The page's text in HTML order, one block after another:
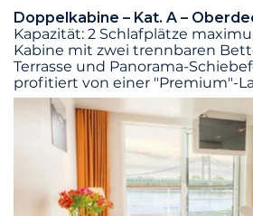
Doppelkabine – Kat. A –
Kapazität: 2 Schlafplätze
Kabine mit zwei trennbaren
Terrasse und Panorama-
profitiert von einer "Premium"-